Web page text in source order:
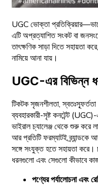
UGC ভোক্তা
এটি অপ্রত্যাশিত সংকট বা
তাৎক্ষণিক সাড়া দিতে সহায়তা
নামিয়ে আনা যায়।
UGC-এর বিভিন্ন
টিকটক সৃজনশীলতা,
ব্যবহারকারী-সৃষ্ট কনটেন্ট
ভাইরাল চ্যালেঞ্জ থেকে শুরু
আর প্রতিটি ফরম্যাটই ব্র্যান্ডকে
সঙ্গে সংযুক্ত হতে সহায়তা
ধরনগুলো এবং সেগুলো কীভাবে
পণ্যের পর্যালোচনা এবং